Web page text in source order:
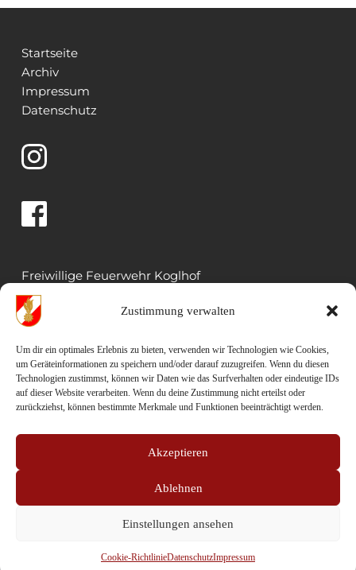
Zustimmung verwalten
Um dir ein optimales Erlebnis zu bieten, verwenden wir Technologien wie Cookies,
um Geräteinformationen zu speichern und/oder darauf zuzugreifen. Wenn du diesen
Technologien zustimmst, können wir Daten wie das Surfverhalten oder eindeutige IDs
auf dieser Website verarbeiten. Wenn du deine Zustimmung nicht erteilst oder
zurückziehst, können bestimmte Merkmale und Funktionen beeinträchtigt werden.
Akzeptieren
Ablehnen
Einstellungen ansehen
Cookie-RichtlinieDatenschutzImpressum
Startseite
Archiv
Impressum
Datenschutz
Freiwillige Feuerwehr Koglhof
Koglhof 33
8191 Birkfeld
Rüsthaus: 03174 5022
Mail: kdo.023@bfvwz.at